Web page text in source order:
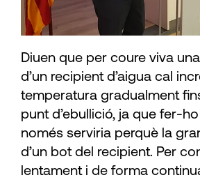
Diuen que per coure viva
d’un recipient d’aigua cal
temperatura gradualment
punt d’ebullició, ja que fer-
només serviria perquè la
d’un bot del recipient. Per
lentament i de forma